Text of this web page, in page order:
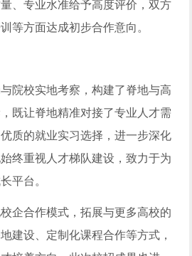
、专业水准给予高度评价，双方
等方面达成初步合作意向。
院校实地考察，构建了脊地与高
既让脊地精准对接了专业人才需
质的就业实习选择，进一步深化
终重视人才梯队建设，致力于为
平台。
企合作模式，拓展与更多高校的
建设、定制化课程合作等方式，